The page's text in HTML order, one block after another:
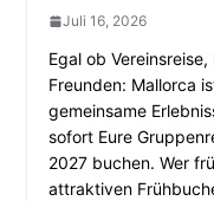
Juli 16, 2026
Egal ob
Freunden: Mallorca
gemeinsame
sofort Eure
2027 buchen. Wer
attraktiven